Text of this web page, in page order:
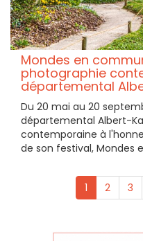
Mondes en
photographie
départemental
Du 20 mai au 20
départemental Albert-
contemporaine à
de son festival, Mondes
1 2 3